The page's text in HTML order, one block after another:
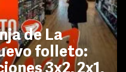
de La
folleto: